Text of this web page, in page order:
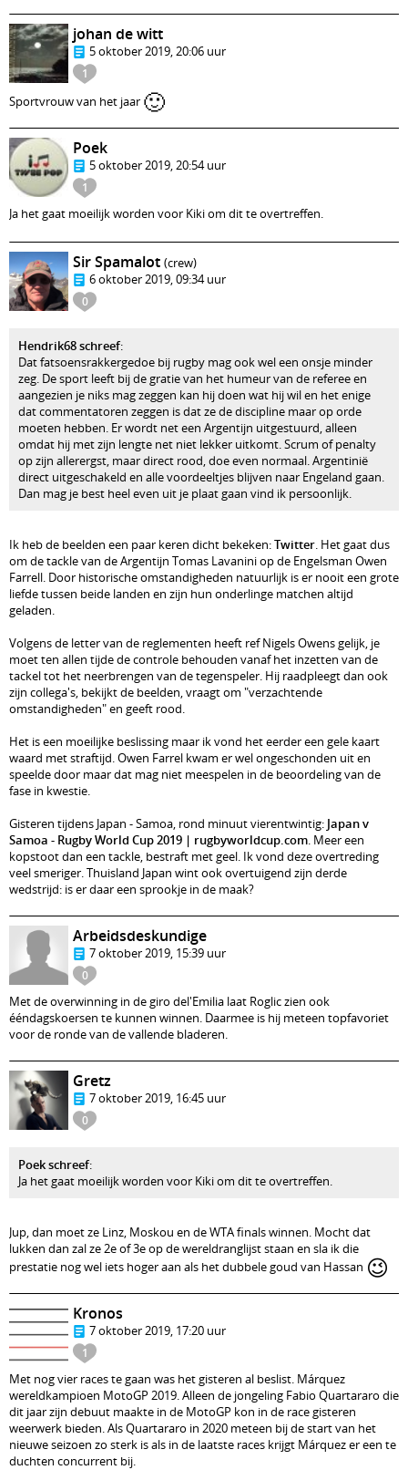
1
johan de witt
5 oktober 2019, 20:06 uur
Sportvrouw van het jaar 🙂
1
Poek
5 oktober 2019, 20:54 uur
Ja het gaat moeilijk worden voor Kiki om dit te overtreffen.
0
Sir Spamalot (crew)
6 oktober 2019, 09:34 uur
Hendrik68 schreef:
Dat fatsoensrakkergedoe bij rugby mag ook wel een onsje minder
zeg. De sport leeft bij de gratie van het humeur van de referee en
aangezien je niks mag zeggen kan hij doen wat hij wil en het enige
dat commentatoren zeggen is dat ze de discipline maar op orde
moeten hebben. Er wordt net een Argentijn uitgestuurd, alleen
omdat hij met zijn lengte net niet lekker uitkomt. Scrum of penalty
op zijn allerergst, maar direct rood, doe even normaal. Argentinië
direct uitgeschakeld en alle voordeeltjes blijven naar Engeland gaan.
Dan mag je best heel even uit je plaat gaan vind ik persoonlijk.
Ik heb de beelden een paar keren dicht bekeken:Twitter. Het gaat dus
om de tackle van de Argentijn Tomas Lavanini op de Engelsman Owen
Farrell. Door historische omstandigheden natuurlijk is er nooit een grote
liefde tussen beide landen en zijn hun onderlinge matchen altijd
geladen.
Volgens de letter van de reglementen heeft ref Nigels Owens gelijk, je
moet ten allen tijde de controle behouden vanaf het inzetten van de
tackel tot het neerbrengen van de tegenspeler. Hij raadpleegt dan ook
zijn collega's, bekijkt de beelden, vraagt om "verzachtende
omstandigheden" en geeft rood.
Het is een moeilijke beslissing maar ik vond het eerder een gele kaart
waard met straftijd. Owen Farrel kwam er wel ongeschonden uit en
speelde door maar dat mag niet meespelen in de beoordeling van de
fase in kwestie.
Gisteren tijdens Japan - Samoa, rond minuut vierentwintig: Japan v
Samoa - Rugby World Cup 2019 | rugbyworldcup.com. Meer een
kopstoot dan een tackle, bestraft met geel. Ik vond deze overtreding
veel smeriger. Thuisland Japan wint ook overtuigend zijn derde
wedstrijd: is er daar een sprookje in de maak?
0
Arbeidsdeskundige
7 oktober 2019, 15:39 uur
Met de overwinning in de giro del'Emilia laat Roglic zien ook
ééndagskoersen te kunnen winnen. Daarmee is hij meteen topfavoriet
voor de ronde van de vallende bladeren.
0
Gretz
7 oktober 2019, 16:45 uur
Poek schreef:
Ja het gaat moeilijk worden voor Kiki om dit te overtreffen.
Jup, dan moet ze Linz, Moskou en de WTA finals winnen. Mocht dat
lukken dan zal ze 2e of 3e op de wereldranglijst staan en sla ik die
prestatie nog wel iets hoger aan als het dubbele goud van Hassan 😉
1
Kronos
7 oktober 2019, 17:20 uur
Met nog vier races te gaan was het gisteren al beslist. Márquez
wereldkampioen MotoGP 2019. Alleen de jongeling Fabio Quartararo die
dit jaar zijn debuut maakte in de MotoGP kon in de race gisteren
weerwerk bieden. Als Quartararo in 2020 meteen bij de start van het
nieuwe seizoen zo sterk is als in de laatste races krijgt Márquez er een te
duchten concurrent bij.